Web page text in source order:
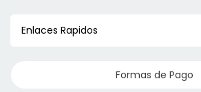
Enlaces Rapidos
Formas de Pago